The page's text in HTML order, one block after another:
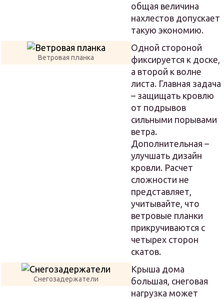
общая величина
нахлестов допускает
такую экономию.
Ветровая планка
Одной стороной
фиксируется к доске,
а второй к волне
листа. Главная задача
– защищать кровлю
от подрывов
сильными порывами
ветра.
Дополнительная –
улучшать дизайн
кровли. Расчет
сложности не
представляет,
учитывайте, что
ветровые планки
прикручиваются с
четырех сторон
скатов.
Снегозадержатели
Крыша дома
большая, снеговая
нагрузка может